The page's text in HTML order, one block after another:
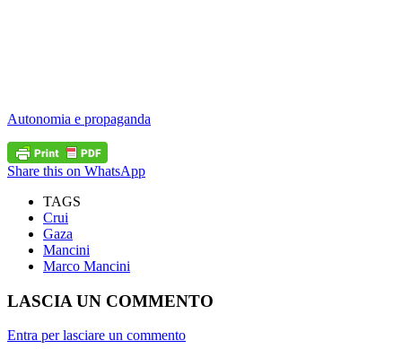
Autonomia e propaganda
Share this on WhatsApp
TAGS
Crui
Gaza
Mancini
Marco Mancini
LASCIA UN COMMENTO
Entra per lasciare un commento